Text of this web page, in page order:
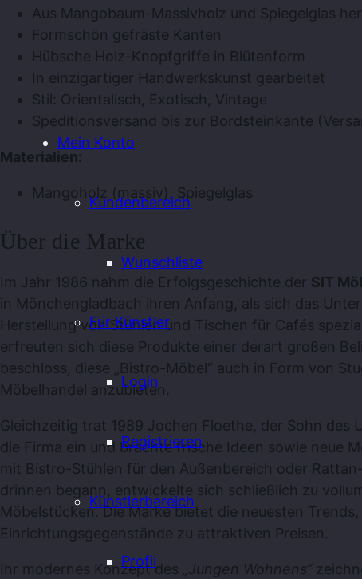
Mein Konto
Kundenbereich
Wunschliste
Für Künstler
Login
Registrieren
Künstlerbereich
Profil
Aus Mangobaum-Massivholz und Spiegelglas
Formschön gefräste Kanten
Hübsche Holz-Knopfgriffe in Blütenform
In einzigartiger Handwerkskunst gearbeitet
Stil: Orientalisch, Exotisch, Vintage
Speditionsversand bis zur Bordsteinkante
Materialien:
Mangoholz (massiv), Spiegelglas
Über die Marke
Im Jahr 1986 nahm die Erfolgsgeschichte der SIT
in Mönchengladbach ihren Anfang, als sich das
Herstellung von Stühlen und Tischen für Cafés
erfreuten sich diese Produkte einer derart großen
beschloss, diese „Bistro-Möbel“ auch in Form von
Möbelhandel anzubieten.
Gleichzeitig trat 1989 Jochen Floethe, der Sohn des
die Firma ein und brachte frische Ideen sowie neue
mit Bistro-Stühlen für den Außenbereich oder
drinnen begann, entwickelte sich schließlich zu
Möbelstücken. Die Marke bietet die neuesten
Einrichtungsgegenstände zu attraktiven Preisen.
Ihr modernes Konzept des „Jungen Wohnens“